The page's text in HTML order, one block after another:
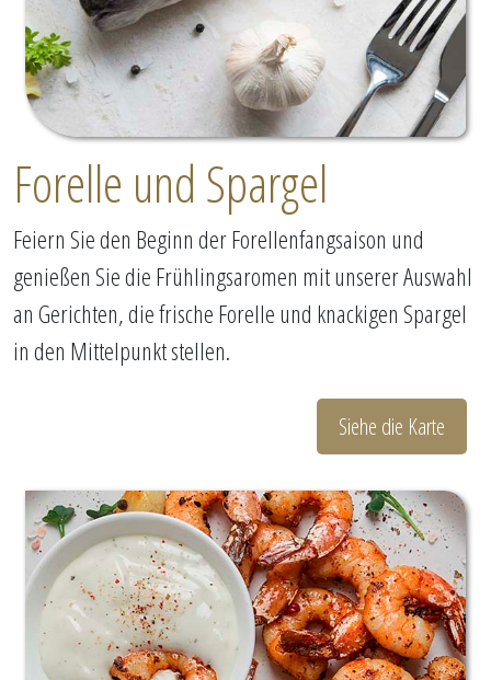
Forelle und Spargel
Feiern Sie den Beginn der Forellenfangsaison und
genießen Sie die Frühlingsaromen mit unserer Auswahl
an Gerichten, die frische Forelle und knackigen Spargel
in den Mittelpunkt stellen.
Siehe die Karte